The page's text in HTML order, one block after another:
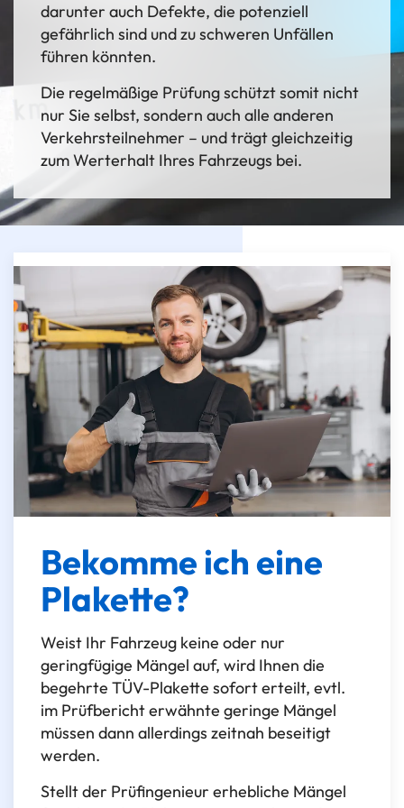
darunter auch Defekte, die potenziell
gefährlich sind und zu schweren Unfällen
führen könnten.
Die regelmäßige Prüfung schützt somit nicht
nur Sie selbst, sondern auch alle anderen
Verkehrsteilnehmer – und trägt gleichzeitig
zum Werterhalt Ihres Fahrzeugs bei.
Bekomme ich eine
Plakette?
Weist Ihr Fahrzeug keine oder nur
geringfügige Mängel auf, wird Ihnen die
begehrte TÜV-Plakette sofort erteilt, evtl.
im Prüfbericht erwähnte geringe Mängel
müssen dann allerdings zeitnah beseitigt
werden.
Stellt der Prüfingenieur erhebliche Mängel